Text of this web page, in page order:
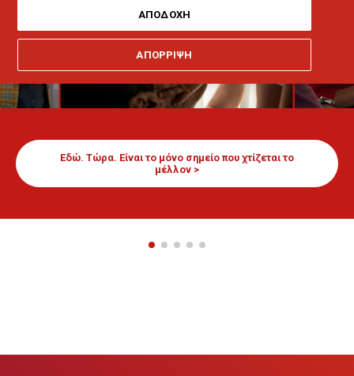
Εδώ. Τώρα. Είναι το μόνο σημείο που χτίζεται το
μέλλον >
ΑΠΟΡΡΙΨΗ
ΑΠΟΔΟΧΗ